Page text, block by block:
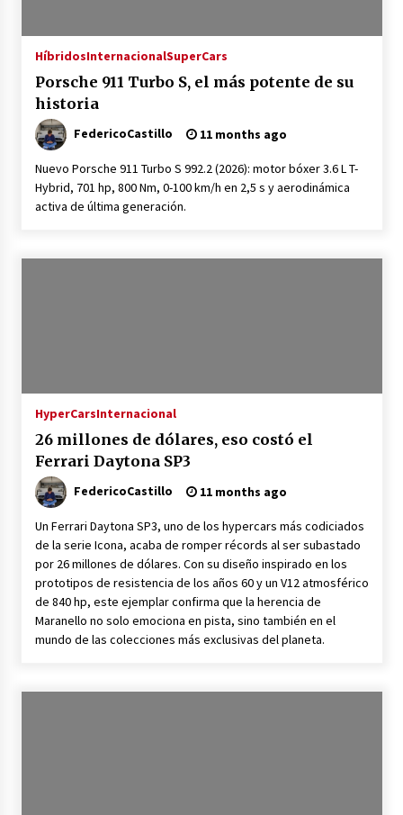
HíbridosInternacionalSuperCars
Porsche 911 Turbo S, el más potente de su
historia
FedericoCastillo 11 months ago
Nuevo Porsche 911 Turbo S 992.2 (2026): motor bóxer 3.6 L T-
Hybrid, 701 hp, 800 Nm, 0-100 km/h en 2,5 s y aerodinámica
activa de última generación.
HyperCarsInternacional
26 millones de dólares, eso costó el
Ferrari Daytona SP3
FedericoCastillo 11 months ago
Un Ferrari Daytona SP3, uno de los hypercars más codiciados
de la serie Icona, acaba de romper récords al ser subastado
por 26 millones de dólares. Con su diseño inspirado en los
prototipos de resistencia de los años 60 y un V12 atmosférico
de 840 hp, este ejemplar confirma que la herencia de
Maranello no solo emociona en pista, sino también en el
mundo de las colecciones más exclusivas del planeta.